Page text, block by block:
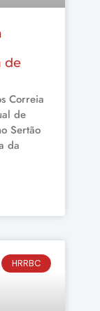
de
Correia
de
Sertão
da
HRRBC